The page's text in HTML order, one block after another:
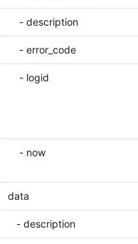
    - description
    - error_code
    - logid
    - now
data
   - description